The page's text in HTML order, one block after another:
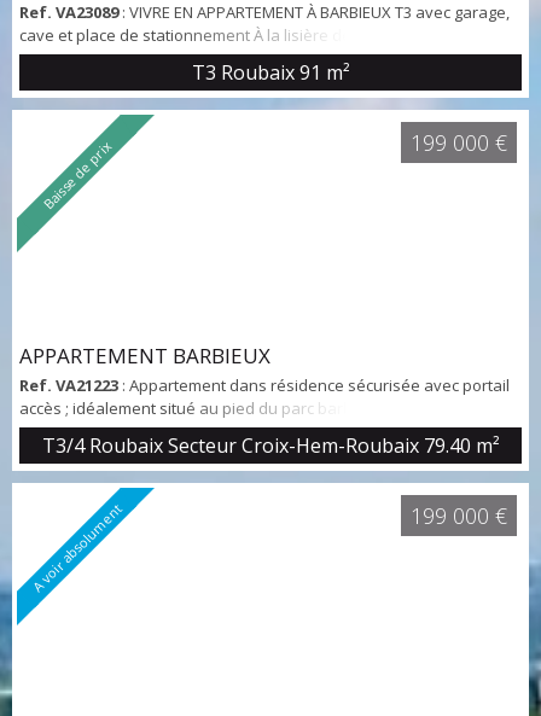
Ref. VA23089: VIVRE EN APPARTEMENT À BARBIEUX T3 avec garage,
cave et place de stationnement À la lisière de Croix, au cœur du très
prisé parc Barbieux, découvrez ce charmant appartement de 91 m²
situé dans une résidence sécurisée avec parc privé. Vous
apprécierez la proximité immédiate du tramway, des commerces,
des écoles et la facilité d’accès à Lille en seulement 15 minutes.
L’appartement se co...
T3 Roubaix91 m²
Baisse de prix
APPARTEMENT BARBIEUX
Ref. VA21223 : Appartement dans résidence sécurisée avec portail
accès ; idéalement situé au pied du parc barbieux et du tramway.
Séjour de 27m2 equipé d' une cheminée feu de bois, orientation
sud sur terrasse. Cuisine à aménager, deux chambres (10 & 123m2),
wc indépendant, salle de bain. Les "plus" de ce bien ; un petit studio
adjacent avec sa salle d' eau et son wc ; une grande cave
facilement ...
T3/4 Roubaix Secteur Croix-Hem-Roubaix 79.40 m²
199 000 €
A voir absolument 199 000 €